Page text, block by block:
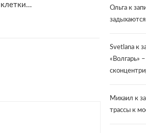
клетки…
Ольга к
задыхаются
Svetlana к
«Волгарь»
Михаил к
трассы к